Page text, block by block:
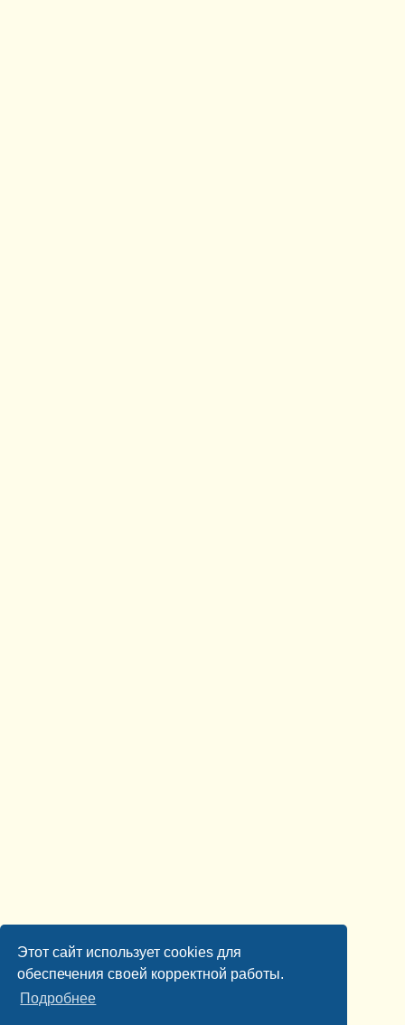
Этот сайт использует cookies для
обеспечения своей корректной работы.
Подробнее